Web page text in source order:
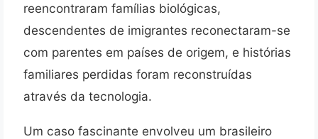
reencontraram famílias biológicas,
descendentes de imigrantes reconectaram-se
com parentes em países de origem, e histórias
familiares perdidas foram reconstruídas
através da tecnologia.
Um caso fascinante envolveu um brasileiro